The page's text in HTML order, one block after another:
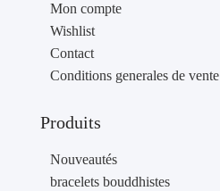
Mon compte
Wishlist
Contact
Conditions generales de vente
Produits
Nouveautés
bracelets bouddhistes